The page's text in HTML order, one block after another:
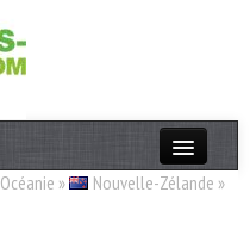
Océanie » Nouvelle-Zélande »